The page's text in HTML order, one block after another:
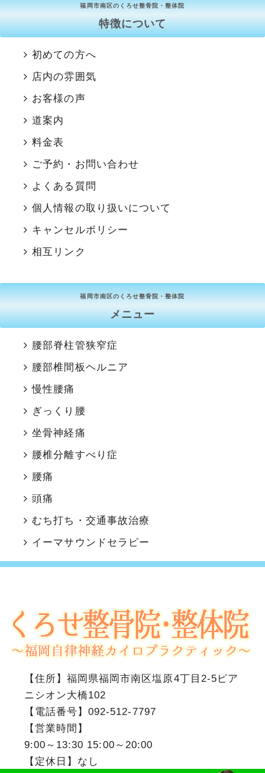
福岡市南区のくろせ整骨院・整体院
特徴について
初めての方へ
店内の雰囲気
お客様の声
道案内
料金表
ご予約・お問い合わせ
よくある質問
個人情報の取り扱いについて
キャンセルポリシー
相互リンク
福岡市南区のくろせ整骨院・整体院
メニュー
腰部脊柱管狭窄症
腰部椎間板ヘルニア
慢性腰痛
ぎっくり腰
坐骨神経痛
腰椎分離すべり症
腰痛
頭痛
むち打ち・交通事故治療
イーマサウンドセラピー
【住所】 福岡県福岡市南区塩原4丁目2-5ピア
ニシオン大橋102
【電話番号】092-512-7797
【営業時間】
9:00～13:30 15:00～20:00
【定休日】なし